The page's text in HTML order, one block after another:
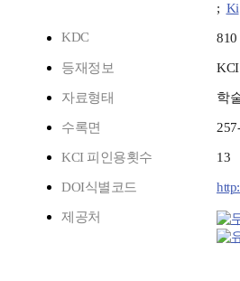
; Ki
KDC
810
등재정보 KCI
자료형태 학
수록면
KCI 피인용횟수 13
DOI식별코드
제공처